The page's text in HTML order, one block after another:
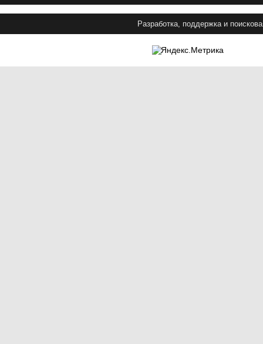
Разработка, поддержка и